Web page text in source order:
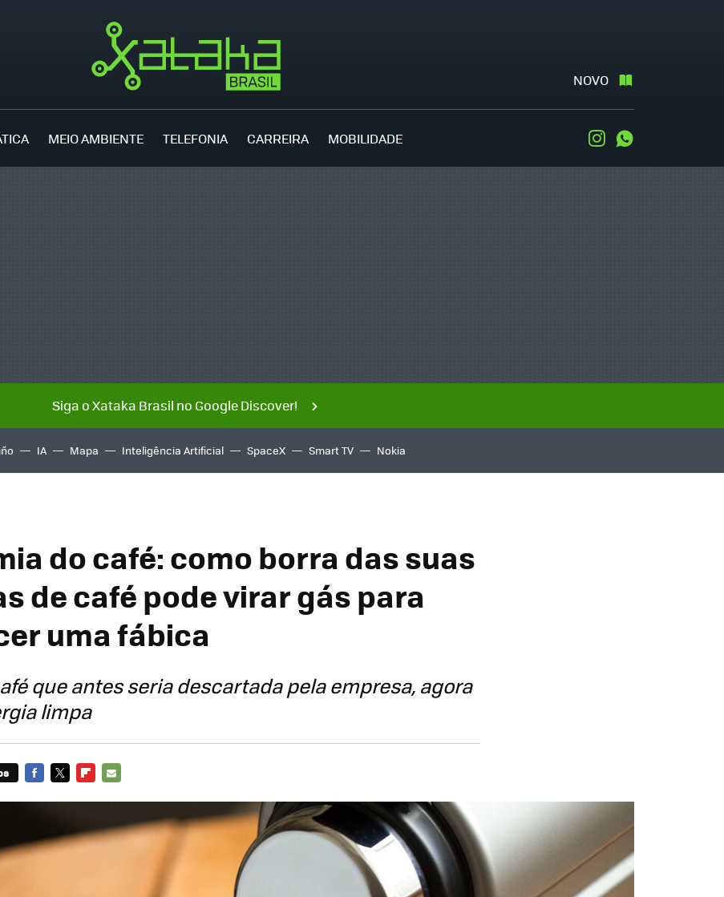
NOVO
MEIO AMBIENTE TELEFONIA CARREIRA MOBILIDADE Instagram
Siga o Xataka Brasil no Google Discover!
IA Mapa Inteligência Artificial SpaceX Smart TV Nokia
do café: como borra das suas
de café pode virar gás para
uma fábica
que antes seria descartada pela empresa, agora
limpa